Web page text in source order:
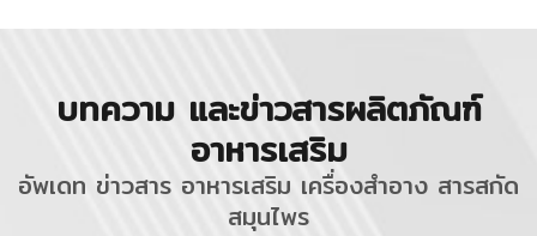
บทความ และข่าวสารผลิตภัณฑ์
อาหารเสริม
อัพเดท ข่าวสาร อาหารเสริม เครื่องสำอาง สารสกัด
สมุนไพร